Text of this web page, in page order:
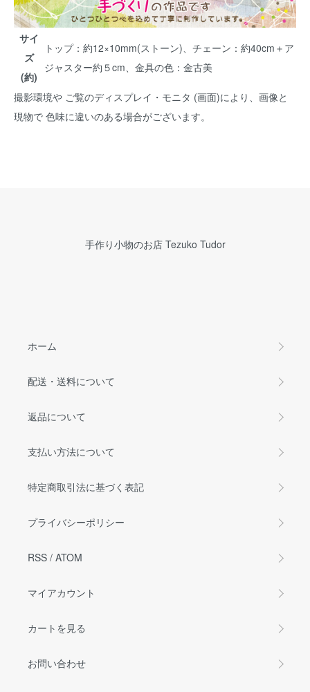
サイ
ズ
(約)
トップ：約12×10mm(ストーン)、チェーン：約40cm＋ア
ジャスター約５cm、金具の色：金古美
撮影環境や ご覧のディスプレイ・モニタ (画面)により、画像と
現物で 色味に違いのある場合がございます。
手作り小物のお店 Tezuko Tudor
ホーム
配送・送料について
返品について
支払い方法について
特定商取引法に基づく表記
プライバシーポリシー
RSS / ATOM
マイアカウント
カートを見る
お問い合わせ